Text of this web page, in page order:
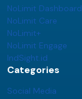
NoLimit Dashboard
NoLimit Care
NoLimit+
NoLimit Engage
IndSight.id
Categories
Social Media